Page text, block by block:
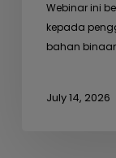
Webinar ini
kepada
bahan
July 14, 2026